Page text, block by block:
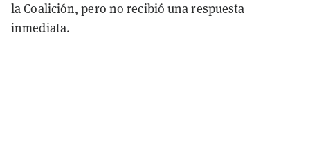
la Coalición, pero no recibió una respuesta
inmediata.